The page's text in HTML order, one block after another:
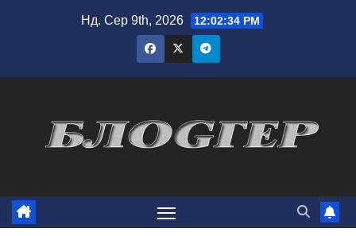
Нд. Сер 9th, 2026 12:02:35 PM